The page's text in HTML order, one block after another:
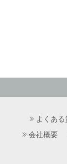
よくある
会社概要